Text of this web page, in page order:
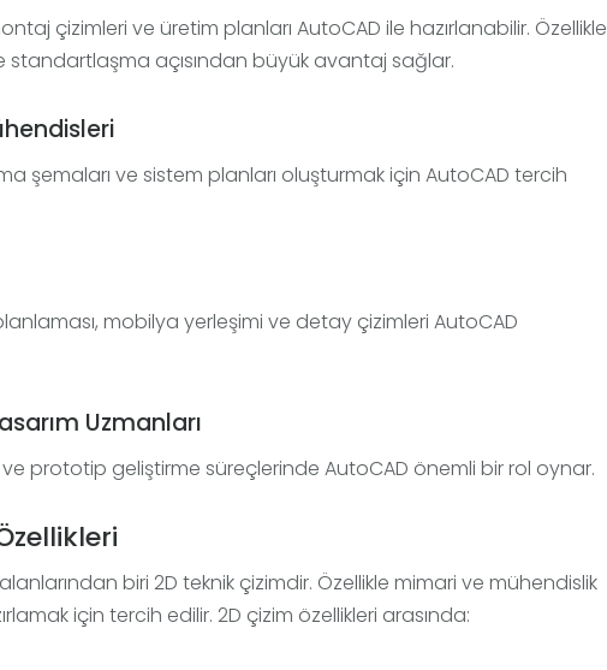
çizimleri ve üretim planları AutoCAD ile hazırlanabilir. Özellikle
açısından büyük avantaj sağlar.
şemaları ve sistem planları oluşturmak için AutoCAD tercih
mobilya yerleşimi ve detay çizimleri AutoCAD
Uzmanları
ve prototip geliştirme süreçlerinde AutoCAD önemli bir rol oynar.
biri 2D teknik çizimdir. Özellikle mimari ve mühendislik
için tercih edilir. 2D çizim özellikleri arasında: